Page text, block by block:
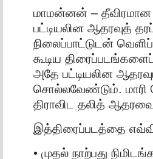
மாமன்னன் – தீவிரமான
பட்டியலின ஆதரவுத்
நிலைப்பாட்டுடன்
கூடிய
அதே பட்டியலின
சொல்லவேண்டும். மாரி
திராவிட தலித்
இத்திரைப்படத்தை
• முதல் நாற்பது